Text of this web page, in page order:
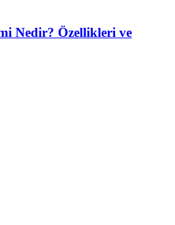
Nedir? Özellikleri ve